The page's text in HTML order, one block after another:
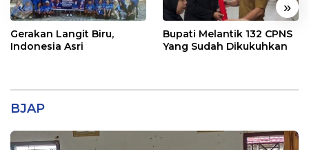
« »
Gerakan Langit Biru,
Indonesia Asri
Bupati Melantik 132 CPNS
Yang Sudah Dikukuhkan
BJAP